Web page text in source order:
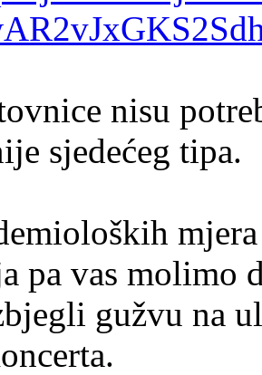
nisu
sjedećeg tipa.
pa vas molimo
gužvu na